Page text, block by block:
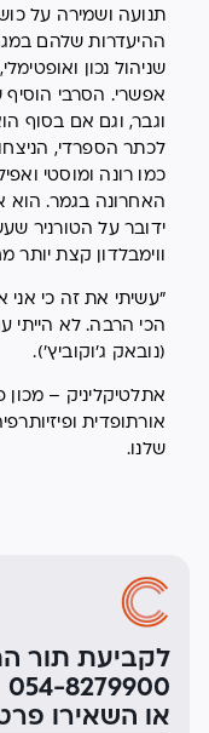
תנועה ושמירה על
שניהול נכון
אפשרי. הסרבי
וגבר, וגם אם בסוף
לכתר הספרדי,
כמו רונה ומוסטי
האחרונה בגמר. הוא
ידובר על הטורניר
ווימבלדון קצת
"עשיתי את זה כי אני
הכי הרבה. לא הייתי
(נובאק ג'וקוביץ').
אתלטיקליניק –
אורתופדית
שלנו.
לקביעת תור
054-8279900
או השאירו